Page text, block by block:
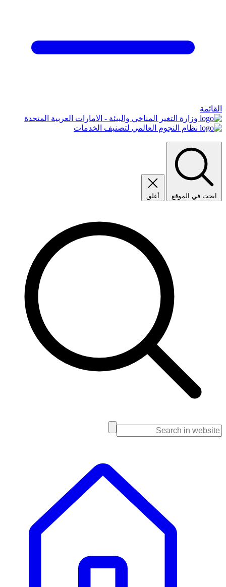
القائمة
وزارة التغير المناخي والبيئة - الامارات العربية المتحدة
نظام النجوم العالمي لتصنيف الخدمات
ابحث في الموقع أغلق